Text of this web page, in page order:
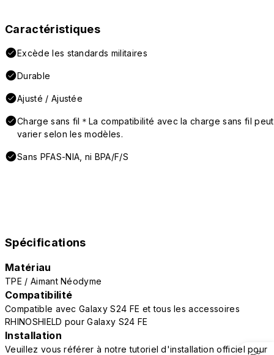
Caractéristiques
Excède les standards militaires
Durable
Ajusté / Ajustée
Charge sans fil＊La compatibilité avec la charge sans fil peut
varier selon les modèles.
Sans PFAS-NIA, ni BPA/F/S
Spécifications
Matériau
TPE / Aimant Néodyme
Compatibilité
Compatible avec Galaxy S24 FE et tous les accessoires
RHINOSHIELD pour Galaxy S24 FE
Installation
Veuillez vous référer à notre tutoriel d'installation officiel pour